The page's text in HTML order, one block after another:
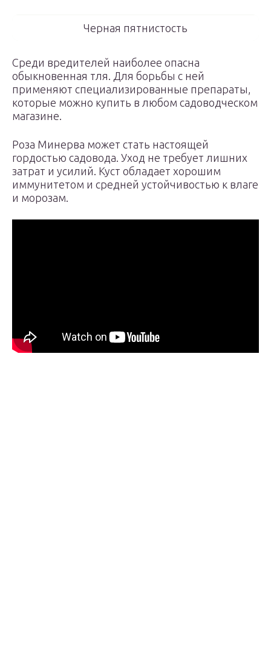
Черная пятнистость
Среди вредителей наиболее опасна
обыкновенная тля. Для борьбы с ней
применяют специализированные препараты,
которые можно купить в любом садоводческом
магазине.
Роза Минерва может стать настоящей
гордостью садовода. Уход не требует лишних
затрат и усилий. Куст обладает хорошим
иммунитетом и средней устойчивостью к влаге
и морозам.